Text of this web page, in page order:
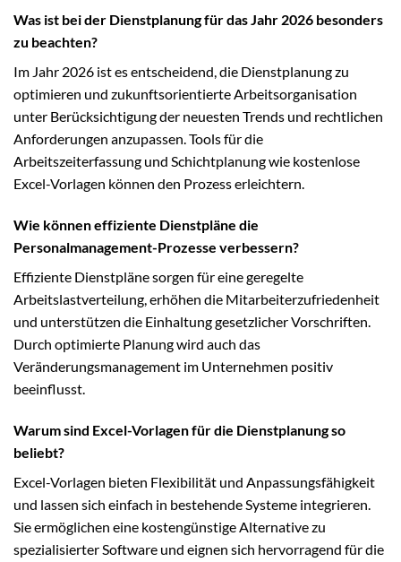
Was ist bei der Dienstplanung für das Jahr 2026 besonders
zu beachten?
Im Jahr 2026 ist es entscheidend, die Dienstplanung zu
optimieren und zukunftsorientierte Arbeitsorganisation
unter Berücksichtigung der neuesten Trends und rechtlichen
Anforderungen anzupassen. Tools für die
Arbeitszeiterfassung und Schichtplanung wie kostenlose
Excel-Vorlagen können den Prozess erleichtern.
Wie können effiziente Dienstpläne die
Personalmanagement-Prozesse verbessern?
Effiziente Dienstpläne sorgen für eine geregelte
Arbeitslastverteilung, erhöhen die Mitarbeiterzufriedenheit
und unterstützen die Einhaltung gesetzlicher Vorschriften.
Durch optimierte Planung wird auch das
Veränderungsmanagement im Unternehmen positiv
beeinflusst.
Warum sind Excel-Vorlagen für die Dienstplanung so
beliebt?
Excel-Vorlagen bieten Flexibilität und Anpassungsfähigkeit
und lassen sich einfach in bestehende Systeme integrieren.
Sie ermöglichen eine kostengünstige Alternative zu
spezialisierter Software und eignen sich hervorragend für die